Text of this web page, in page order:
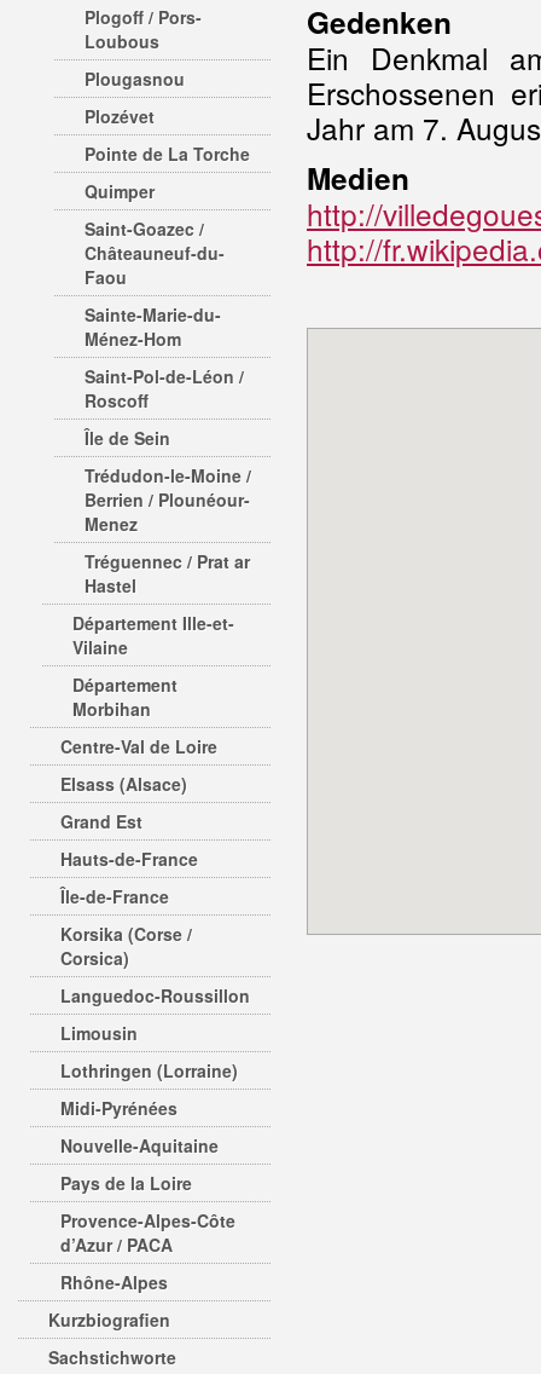
Plogoff / Pors-
Loubous
Plougasnou
Plozévet
Pointe de La Torche
Quimper
Saint-Goazec /
Châteauneuf-du-
Faou
Sainte-Marie-du-
Ménez-Hom
Saint-Pol-de-Léon /
Roscoff
Île de Sein
Trédudon-le-Moine /
Berrien / Plounéour-
Menez
Tréguennec / Prat ar
Hastel
Département Ille-et-
Vilaine
Département
Morbihan
Centre-Val de Loire
Elsass (Alsace)
Grand Est
Hauts-de-France
Île-de-France
Korsika (Corse /
Corsica)
Languedoc-Roussillon
Limousin
Lothringen (Lorraine)
Midi-Pyrénées
Nouvelle-Aquitaine
Pays de la Loire
Provence-Alpes-Côte
d’Azur / PACA
Rhône-Alpes
Kurzbiografien
Sachstichworte
Gedenken
Ein Denkmal
Erschossenen
Jahr am 7.
Medien
http://
http://